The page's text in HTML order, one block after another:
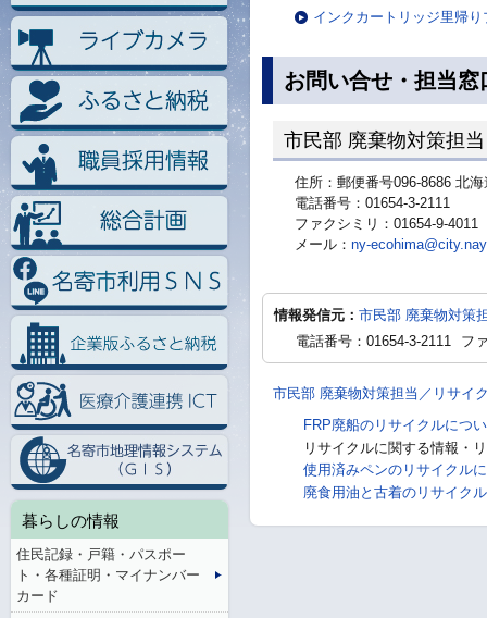
インクカートリッジ里帰
お問い合せ・担当窓
市民部 廃棄物対策担当
住所：郵便番号096-8686 北
電話番号：01654-3-2111
ファクシミリ：01654-9-4011
メール： ny-
情報発信元： 市民部 廃棄物対策
電話番号：01654-3-2111
フ
市民部 廃棄物対策担当／リサイ
FRP廃船のリサイクルにつ
リサイクルに関する情報・
使用済みペンのリサイクル
廃食用油と古着のリサイクル
暮らしの情報
住民記録・戸籍・パスポー
ト・各種証明・マイナンバー
カード